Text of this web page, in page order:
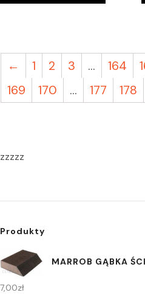
← 1 2 3 … 164
169
170 … 177 178
zzzzz
Produkty
MARROB GĄBKA
7,00zł